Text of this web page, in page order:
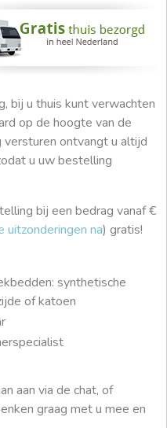
bij u thuis kunt verwachten
op de hoogte van de
ontvangt u altijd
u uw bestelling
bij een bedrag vanaf €
uitzonderingen na) gratis!
synthetische
of katoen
aan via de chat, of
graag met u mee en